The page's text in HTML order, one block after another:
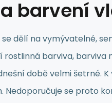
barvení
se dělí na vymývatelné,
barviva, barviva
době velmi šetrné.
Nedoporučuje se proto